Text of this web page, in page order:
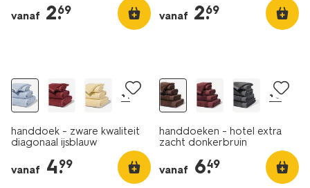
vanaf 2.
69 vanaf 2.
69
+1
handdoek - zware kwaliteit
diagonaal ijsblauw
vanaf 4.
99
+8
handdoeken - hotel extra
zacht donkerbruin
vanaf 6.
49